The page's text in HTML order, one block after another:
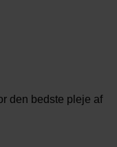
den bedste pleje af